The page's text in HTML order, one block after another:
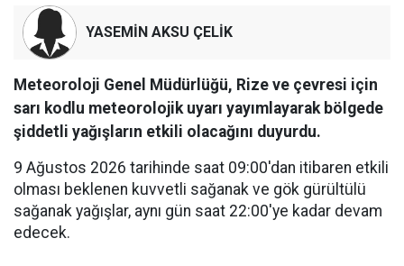
YASEMİN AKSU ÇELİK
Meteoroloji Genel Müdürlüğü, Rize ve çevresi için
sarı kodlu meteorolojik uyarı yayımlayarak bölgede
şiddetli yağışların etkili olacağını duyurdu.
9 Ağustos 2026 tarihinde saat 09:00'dan itibaren etkili
olması beklenen kuvvetli sağanak ve gök gürültülü
sağanak yağışlar, aynı gün saat 22:00'ye kadar devam
edecek.